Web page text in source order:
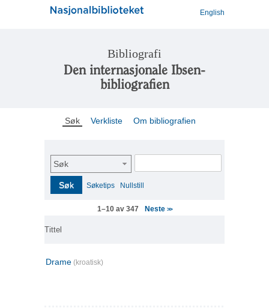
English
Bibliografi
Den internasjonale Ibsen-
bibliografien
Søk Verkliste Om bibliografien
Søk
Søk Søketips Nullstill
1–10 av 347 Neste >>
Tittel
Drame (kroatisk)